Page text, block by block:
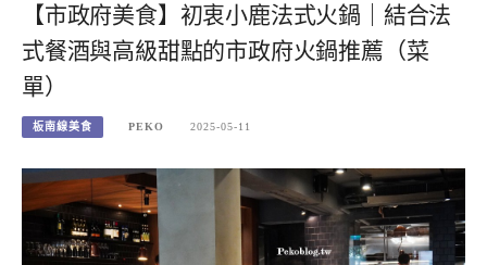
【市政府美食】初衷小鹿法式火鍋｜結合法
式餐酒與高級甜點的市政府火鍋推薦（菜
單）
板南線美食 PEKO 2025-05-11